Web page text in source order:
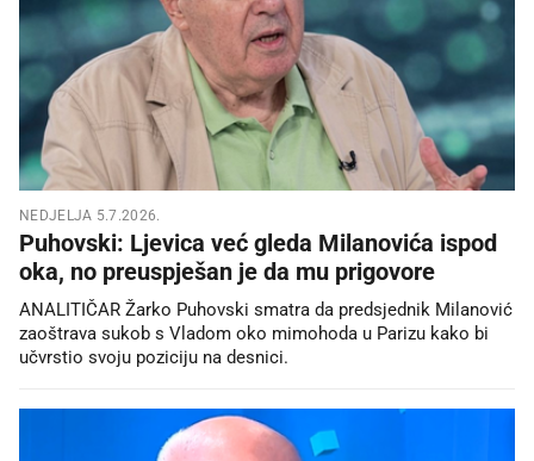
NEDJELJA 5.7.2026.
Puhovski: Ljevica već gleda Milanovića ispod
oka, no preuspješan je da mu prigovore
ANALITIČAR Žarko Puhovski smatra da predsjednik Milanović
zaoštrava sukob s Vladom oko mimohoda u Parizu kako bi
učvrstio svoju poziciju na desnici.